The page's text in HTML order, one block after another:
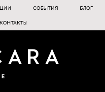
СОБЫТИЯ БЛОГ
КОНТАКТЫ